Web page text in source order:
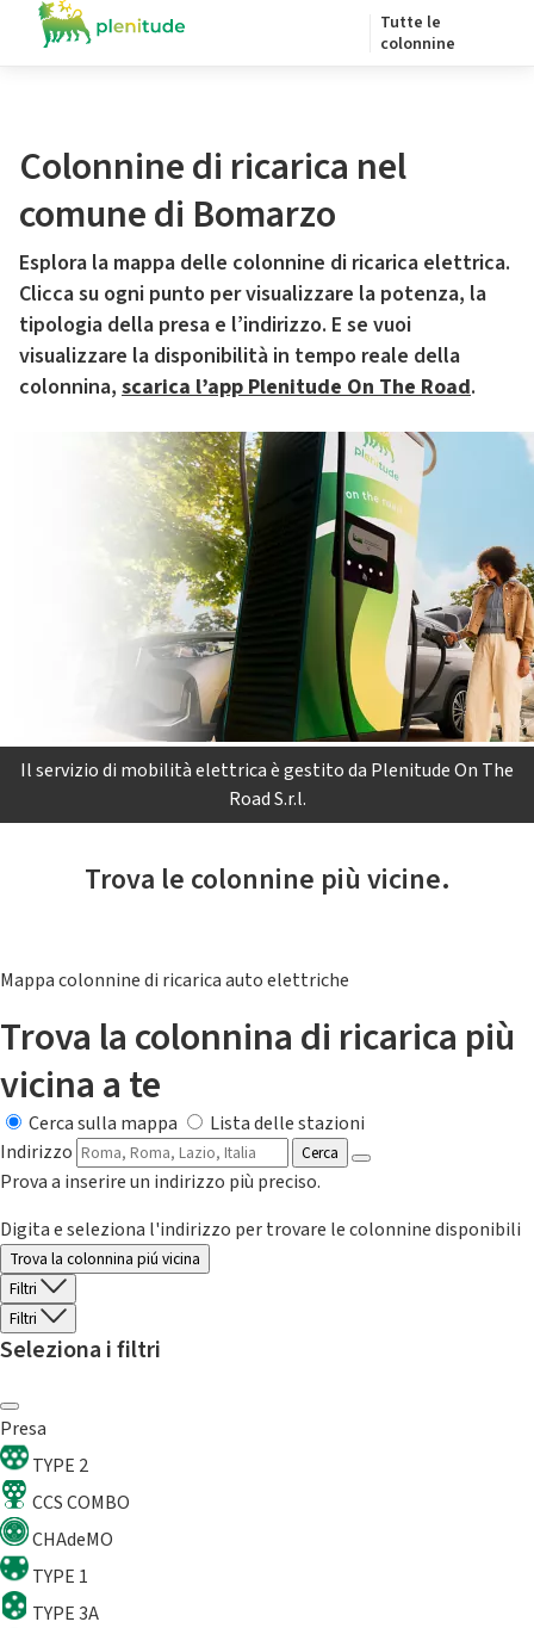
Tutte le
colonnine
Colonnine di ricarica nel
comune di Bomarzo
Esplora la mappa delle colonnine di ricarica elettrica.
Clicca su ogni punto per visualizzare la potenza, la
tipologia della presa e l’indirizzo. E se vuoi
visualizzare la disponibilità in tempo reale della
colonnina, scarica l’app Plenitude On The Road.
Il servizio di mobilità elettrica è gestito da Plenitude On The
Road S.r.l.
Trova le colonnine più vicine.
Mappa colonnine di ricarica auto elettriche
Trova la colonnina di ricarica più
vicina a te
Cerca sulla mappa
Lista delle stazioni
Indirizzo
Cerca
Prova a inserire un indirizzo più preciso.
Digita e seleziona l'indirizzo per trovare le colonnine disponibili
Trova la colonnina piú vicina
Filtri
Filtri
Seleziona i filtri
Presa
TYPE 2
CCS COMBO
CHAdeMO
TYPE 1
TYPE 3A